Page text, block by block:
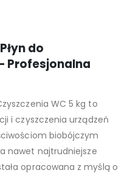
do
Profesjonalna
WC 5 kg to
i czyszczenia urządzeń
biobójczym
nawet najtrudniejsze
opracowana z myślą o